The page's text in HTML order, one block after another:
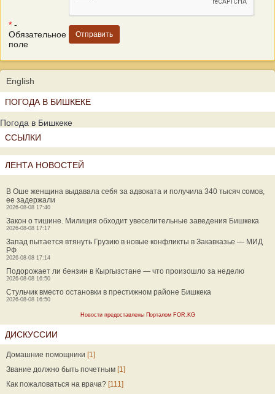
* -
Обязательное
поле
English
ПОГОДА В БИШКЕКЕ
Погода в Бишкеке
ССЫЛКИ
ЛЕНТА НОВОСТЕЙ
В Оше женщина выдавала себя за адвоката и получила 340 тысяч сомов,
ее задержали
2026-08-08 17:40
Закон о тишине. Милиция обходит увеселительные заведения Бишкека
2026-08-08 17:17
Запад пытается втянуть Грузию в новые конфликты в Закавказье — МИД
РФ
2026-08-08 17:14
Подорожает ли бензин в Кыргызстане — что произошло за неделю
2026-08-08 16:50
Стульчик вместо остановки в престижном районе Бишкека
2026-08-08 16:50
Новости предоставлены Порталом FOR.KG
ДИСКУССИИ
Домашние помощники [1]
Звание должно быть почетным [1]
Как пожаловаться на врача? [111]